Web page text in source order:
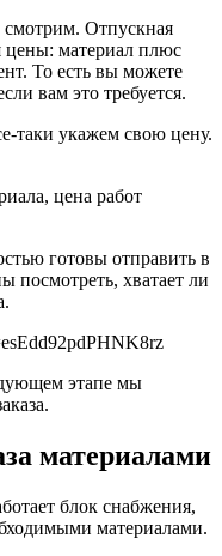
Отпускная
материал плюс
То есть вы можете
вам это требуется.
таки укажем свою цену.
цена работ
готовы отправить в
посмотреть, хватает ли
этапе мы
материалами
блок снабжения,
материалами.